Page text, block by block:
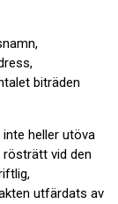
biträden
heller utöva
vid den
utfärdats av